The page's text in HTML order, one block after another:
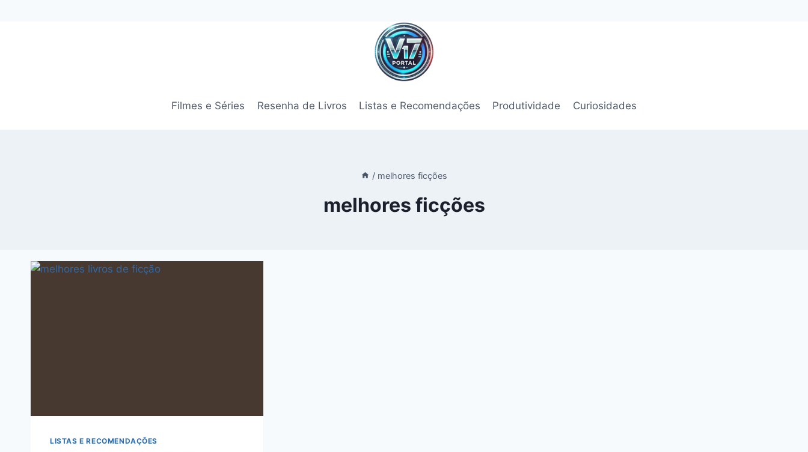
Filmes e Séries Resenha de Livros Listas e Recomendações Produtividade Curiosidades
/ melhores ficções
melhores ficções
LISTAS E RECOMENDAÇÕES